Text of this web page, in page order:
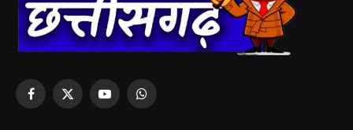
Facebook
X
YouTubeWhatsApp